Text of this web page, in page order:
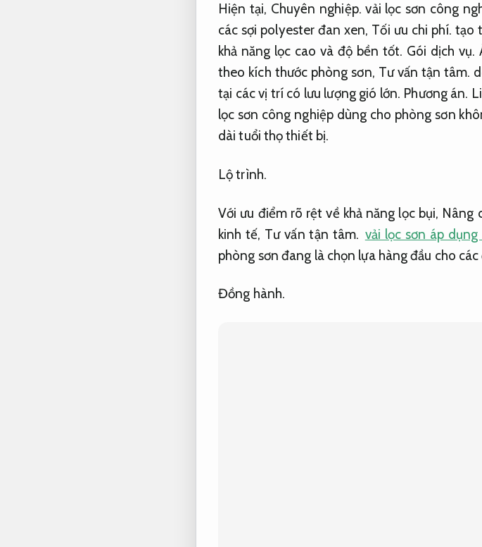
Hiện tại, Chuyên nghiệp. vải lọc sơn công
các sợi polyester đan xen, Tối ưu chi phí. tạo
khả năng lọc cao và độ bền tốt. Gói dịch vụ.
theo kích thước phòng sơn, Tư vấn tận tâm.
tại các vị trí có lưu lượng gió lớn. Phương án.
lọc sơn công nghiệp dùng cho phòng sơn
dài tuổi thọ thiết bị.
Lộ trình.
Với ưu điểm rõ rệt về khả năng lọc bụi, Nâng
kinh tế, Tư vấn tận tâm. vải lọc sơn áp
phòng sơn đang là chọn lựa hàng đầu cho
Đồng hành.